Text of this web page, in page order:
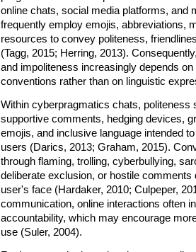
online chats, social media platforms, and
frequently employ emojis, abbreviations,
resources to convey politeness,
(Tagg, 2015; Herring, 2013).
and impoliteness increasingly depends
conventions rather than on linguistic
Within cyberpragmatics chats, politeness
supportive comments, hedging devices,
emojis, and inclusive language intended
users (Darics, 2013; Graham, 2015).
through flaming, trolling, cyberbullying,
deliberate exclusion, or hostile comments
user's face (Hardaker, 2010; Culpeper,
communication, online interactions often
accountability, which may encourage
use (Suler, 2004).